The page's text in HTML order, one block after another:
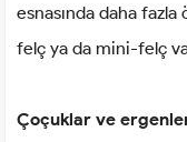
esnasında daha
felç ya da mini-felç
Çoçuklar ve